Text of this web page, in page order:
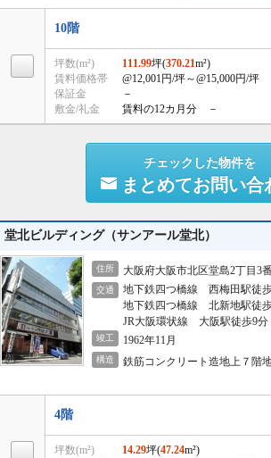
10階
坪数(m²) 111.99坪(370.21m²)
賃料価格帯
@12,001円/坪～@15,000円/坪
保証金
－
敷金/礼金
賃料の12カ月分 －
チェックした物件を
まとめてお問い合
堂北ビルディング（サンアール堂北）
住所 大阪府大阪市北区堂島2丁目3
交通
地下鉄四つ橋線 西梅田駅徒
地下鉄四つ橋線 北新地駅徒
JR大阪環状線 大阪駅徒歩9分
竣工 1962年11月
構造 鉄筋コンクリート造地上７階
4階
坪数(m²) 14.29坪(47.24m²)